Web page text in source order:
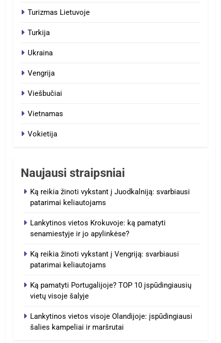
Turizmas Lietuvoje
Turkija
Ukraina
Vengrija
Viešbučiai
Vietnamas
Vokietija
Naujausi straipsniai
Ką reikia žinoti vykstant į Juodkalniją: svarbiausi
patarimai keliautojams
Lankytinos vietos Krokuvoje: ką pamatyti
senamiestyje ir jo apylinkėse?
Ką reikia žinoti vykstant į Vengriją: svarbiausi
patarimai keliautojams
Ką pamatyti Portugalijoje? TOP 10 įspūdingiausių
vietų visoje šalyje
Lankytinos vietos visoje Olandijoje: įspūdingiausi
šalies kampeliai ir maršrutai